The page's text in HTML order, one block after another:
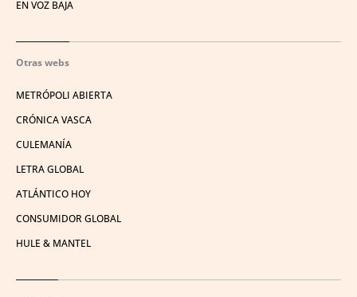
EN VOZ BAJA
Otras webs
METRÓPOLI ABIERTA
CRÓNICA VASCA
CULEMANÍA
LETRA GLOBAL
ATLÁNTICO HOY
CONSUMIDOR GLOBAL
HULE & MANTEL